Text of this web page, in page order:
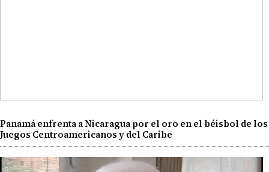
Panamá enfrenta a Nicaragua por el oro en el béisbol de los
Juegos Centroamericanos y del Caribe